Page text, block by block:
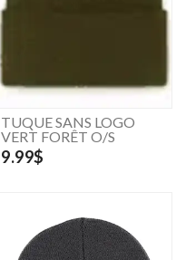
TUQUE SANS LOGO
VERT FORÊT O/S
9.99$